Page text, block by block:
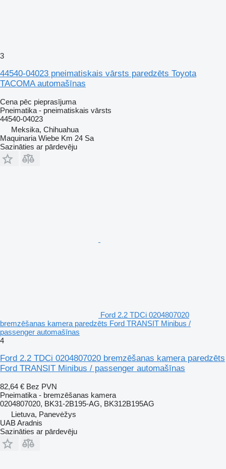
3
44540-04023 pneimatiskais vārsts paredzēts Toyota
TACOMA automašīnas
Cena pēc pieprasījuma
Pneimatika - pneimatiskais vārsts
44540-04023
Meksika, Chihuahua
Maquinaria Wiebe Km 24 Sa
Sazināties ar pārdevēju
Ford 2.2 TDCi 0204807020
bremzēšanas kamera paredzēts Ford TRANSIT Minibus /
passenger automašīnas
4
Ford 2.2 TDCi 0204807020 bremzēšanas kamera paredzēts
Ford TRANSIT Minibus / passenger automašīnas
82,64 € Bez PVN
Pneimatika - bremzēšanas kamera
0204807020, BK31-2B195-AG, BK312B195AG
Lietuva, Panevėžys
UAB Aradnis
Sazināties ar pārdevēju